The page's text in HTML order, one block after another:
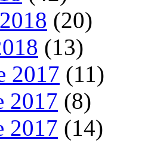
(20)
(13)
2017 (11)
2017 (8)
2017 (14)